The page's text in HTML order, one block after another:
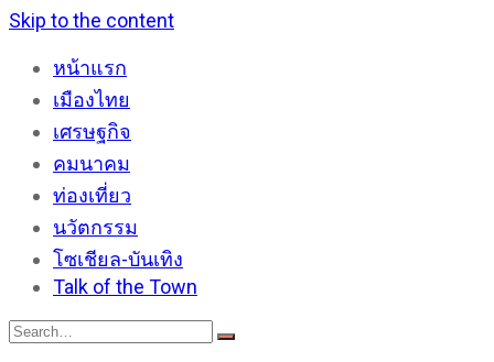
Skip to the content
หน้าแรก
เมืองไทย
เศรษฐกิจ
คมนาคม
ท่องเที่ยว
นวัตกรรม
โซเชียล-บันเทิง
Talk of the Town